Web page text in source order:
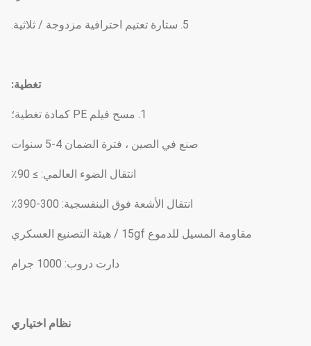
5. ستارة تعتيم احترافية مزدوجة / ثلاثية.
تغطية:
1. مسح فيلم PE كمادة تغطية؛
صنع في الصين ، فترة الضمان 4-5 سنوات
انتقال الضوء العالمي: ≥ 90٪
انتقال الأشعة فوق البنفسجية: 300-390٪
مقاومة المسيل للدموع 15gf / هيئة التصنيع العسكري
دارت دروب: 1000 جرام
نظام اختياري